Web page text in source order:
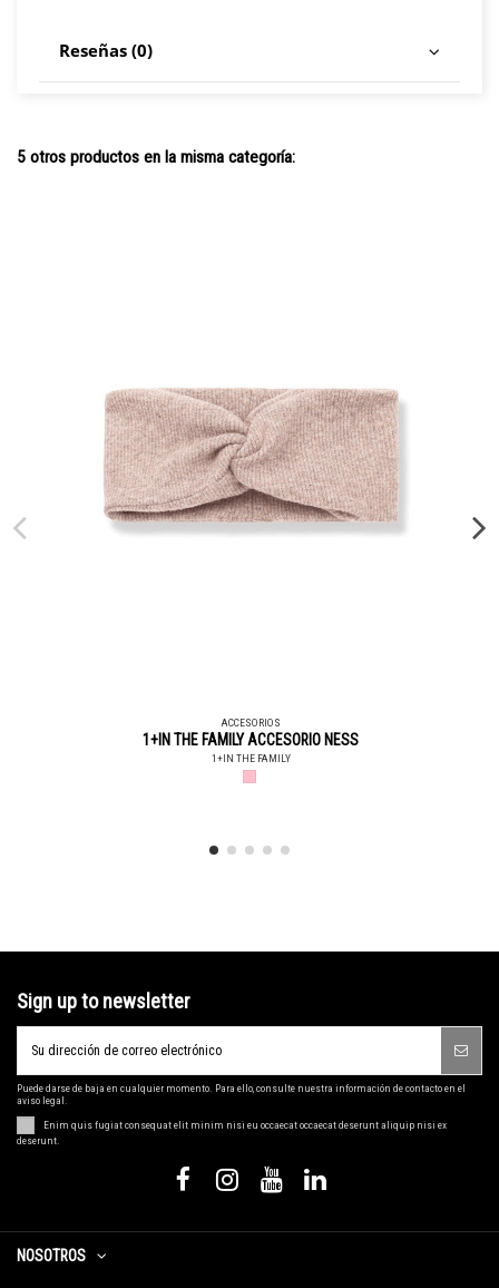
Reseñas (0)
5 otros productos en la misma categoría:
ACCESORIOS
1+IN THE FAMILY ACCESORIO NESS
1+IN THE FAMILY
Sign up to newsletter
Puede darse de baja en cualquier momento. Para ello, consulte nuestra información de contacto en el
aviso legal.
Enim quis fugiat consequat elit minim nisi eu occaecat occaecat deserunt aliquip nisi ex
deserunt.
NOSOTROS